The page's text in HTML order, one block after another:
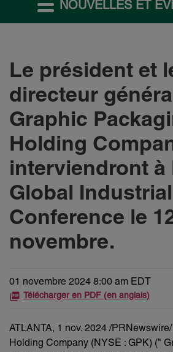
NOUVELLES ET
Le président et
directeur
Graphic
Holding
interviendront à
Global Industrial
Conference le
novembre.
01 novembre 2024 8:00 am EDT
Télécharger en PDF (en anglais)
ATLANTA, 1 nov. 2024 /PRNewswire/
Holding Company (NYSE : GPK) ("